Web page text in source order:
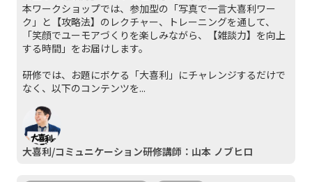
本ワークショップでは、参加型の「写真で⼀⾔⼤喜利ワー
ク」と【攻略法】のレクチャー、トレーニングを通して、
「笑顔でユーモアづくりを楽しみながら、【雑談⼒】を向上
する時間」をお届けします。
研修では、お題にボケる「⼤喜利」にチャレンジするだけで
なく、以下のコンテンツを...
大喜利/コミュニケーション研修講師：山本 ノブヒロ